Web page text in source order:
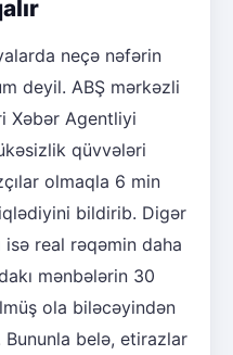
neçə nəfərin
deyil. ABŞ mərkəzli
Xəbər Agentliyi
qüvvələri
olmaqla 6 min
bildirib. Digər
isə real rəqəmin daha
mənbələrin 30
ola biləcəyindən
belə, etirazlar